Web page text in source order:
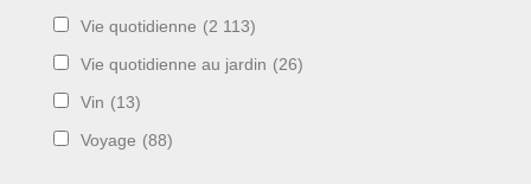
Vie quotidienne (2 113)
Vie quotidienne au jardin (26)
Vin (13)
Voyage (88)